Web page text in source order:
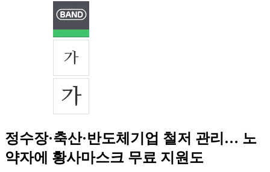
정수장·축산·반도체기업 철저 관리… 노
약자에 황사마스크 무료 지원도